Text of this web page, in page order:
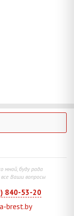
мной, буду рада
Ваши вопросы
840-53-20
brest.by